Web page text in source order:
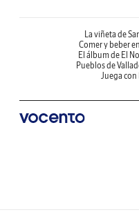
La viñeta de
Comer y beber
El álbum de El
Pueblos de
Juega con